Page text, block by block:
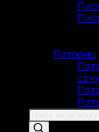
Патроны
Поиск
товаров